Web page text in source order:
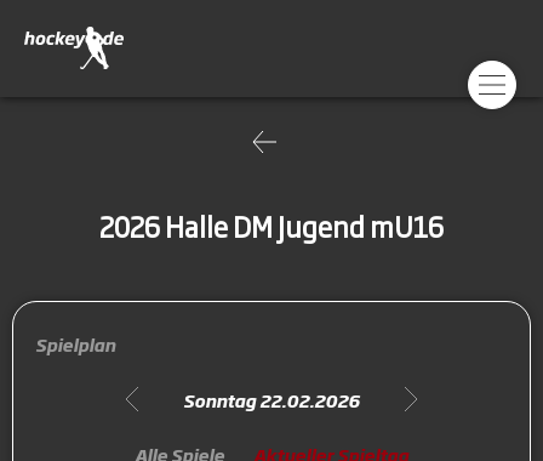
2026 Halle DM Jugend mU16
Spielplan
Sonntag 22.02.2026
Alle Spiele
Aktueller Spieltag